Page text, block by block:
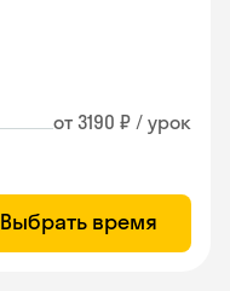
от 3190 ₽ / урок
Выбрать время